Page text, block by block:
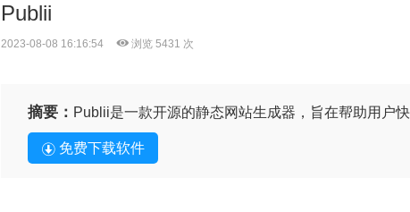
Publii
2023-08-08 16:16:54 浏览 5431 次
摘要： Publii是一款开源的静态网站生成器，旨在帮助用户
免费下载软件